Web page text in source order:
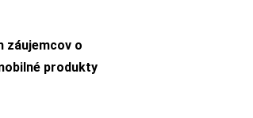
záujemcov o
produkty